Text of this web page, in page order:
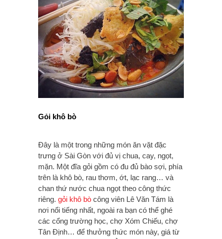
Gỏi khô bò
Đây là một trong những món ăn vặt đặc
trưng ở Sài Gòn với đủ vị chua, cay, ngọt,
mặn. Một đĩa gỏi gồm có đu đủ bào sợi, phía
trên là khô bò, rau thơm, ớt, lạc rang… và
chan thứ nước chua ngọt theo công thức
riêng. gỏi khô bò công viên Lê Văn Tám là
nơi nổi tiếng nhất, ngoài ra bạn có thể ghé
các cổng trường học, chợ Xóm Chiếu, chợ
Tân Định… để thưởng thức món này, giá từ